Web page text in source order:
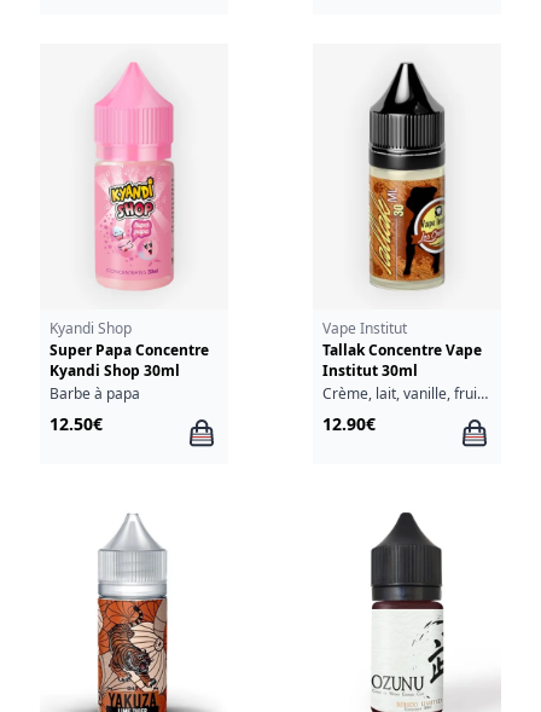
Kyandi Shop
Super Papa Concentre
Kyandi Shop 30ml
Barbe à papa
12.50€
Vape Institut
Tallak Concentre Vape
Institut 30ml
Crème, lait, vanille, fruits à coque
12.90€